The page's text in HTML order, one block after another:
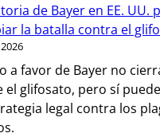
de Bayer en EE. UU.
la batalla contra el
a favor de Bayer no
el glifosato, pero sí
legal contra los